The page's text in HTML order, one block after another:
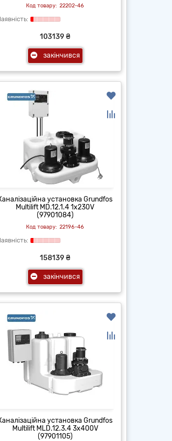
22202-46
103139 ₴
закінчився
установка Grundfos
Multilift MD.12.1.4 1x230V
(97901084)
22196-46
158139 ₴
закінчився
установка Grundfos
Multilift MLD.12.3.4 3x400V
(97901105)